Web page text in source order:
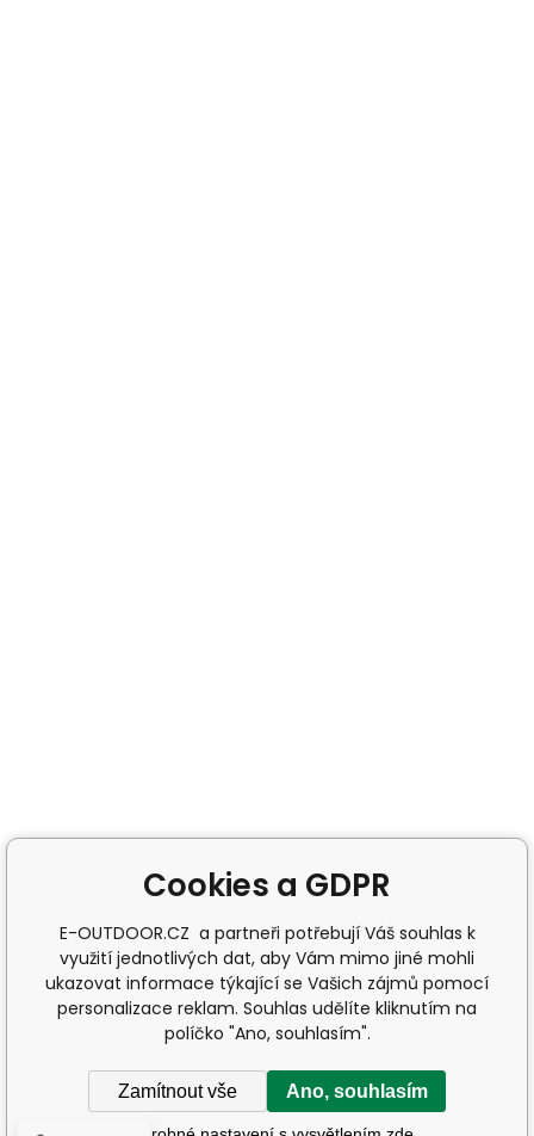
Cookies a GDPR
E-OUTDOOR.CZ a partneři potřebují Váš souhlas k
využití jednotlivých dat, aby Vám mimo jiné mohli
ukazovat informace týkající se Vašich zájmů pomocí
personalizace reklam. Souhlas udělíte kliknutím na
políčko "Ano, souhlasím".
Zamítnout vše Ano, souhlasím